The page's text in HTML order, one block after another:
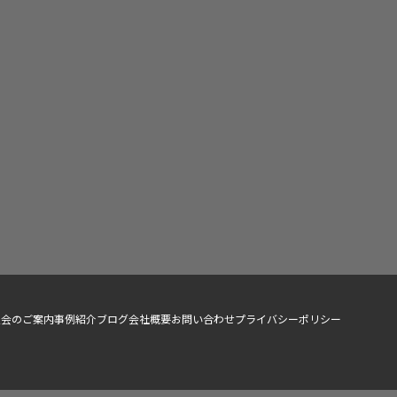
のご案内事例紹介ブログ会社概要お問い合わせプライバシーポリシー